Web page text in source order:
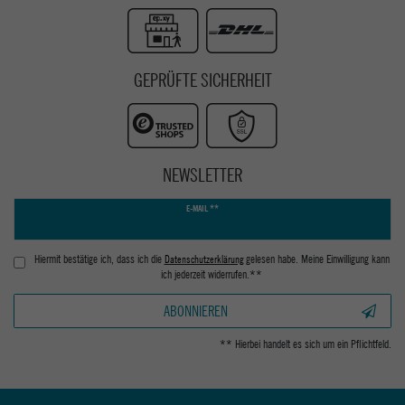
GEPRÜFTE SICHERHEIT
NEWSLETTER
E-MAIL **
Hiermit bestätige ich, dass ich die Daten­schutz­erklärunggelesen habe. Meine Einwilligung kann
ich jederzeit widerrufen.**
ABONNIEREN
** Hierbei handelt es sich um ein Pflichtfeld.